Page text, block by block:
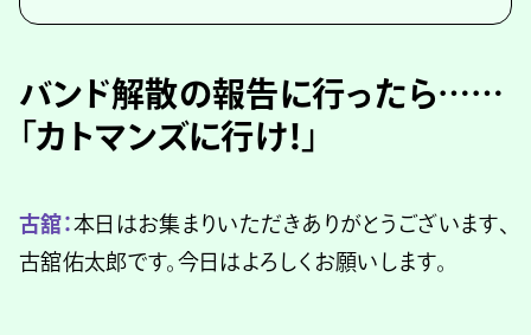
バンド解散の報告に行ったら……
「カトマンズに行け！」
古舘：本日はお集まりいただきありがとうございます、
古舘佑太郎です。今日はよろしくお願いします。